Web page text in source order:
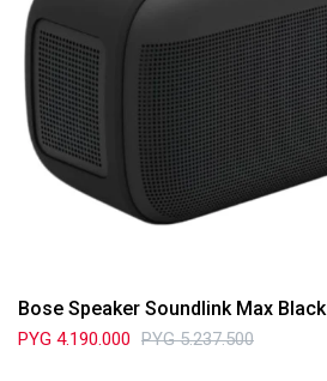
Bose Speaker Soundlink Max Black
PYG 4.190.000 PYG 5.237.500